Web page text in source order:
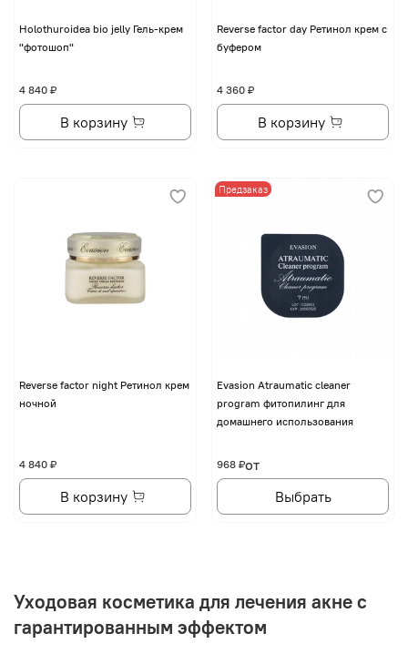
Holothuroidea bio jelly Гель-крем
"фотошоп"
4 840 ₽
В корзину
Reverse factor day Ретинол крем с
буфером
4 360 ₽
В корзину
Reverse factor night Ретинол крем
ночной
4 840 ₽
В корзину
Предзаказ
Evasion Atraumatic cleaner
program фитопилинг для
домашнего использования
от
968 ₽
Выбрать
Уходовая косметика для лечения акне с
гарантированным эффектом